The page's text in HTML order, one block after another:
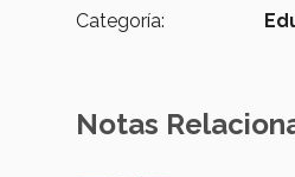
Categoría:
Notas